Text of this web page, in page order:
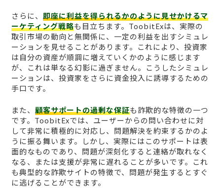
さらに、 即座に利益を得られるかのように見せかけるマ
ーケティング戦略も目立ちます。ToobitExは、実際の
取引市場の動向と無関係に、一定の利益を出すシミュレ
ーションを見せることがあります。これにより、投資家
は自分の資産が順調に増えていくかのように感じます
が、これは単なる幻影に過ぎません。こうしたシミュレ
ーションは、投資家をさらに資金投入に誘導するための
手口です。
また、 顧客サポートの過剰な保証も詐欺的な特徴の一つ
です。ToobitExでは、ユーザーからの問い合わせに対
して非常に積極的に対応し、問題解決を約束するかのよ
うに振る舞います。しかし、実際にはこのサポートは表
面的なものであり、問題が深刻化すると連絡が取れなく
なる、または支援が非常に遅れることが多いです。これ
も典型的な詐欺サイトの特徴で、問題が発生するとすぐ
に逃げることができます。